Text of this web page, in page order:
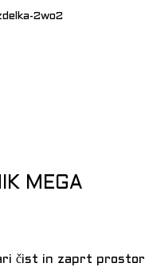
MEGA
čist in zaprt prostor